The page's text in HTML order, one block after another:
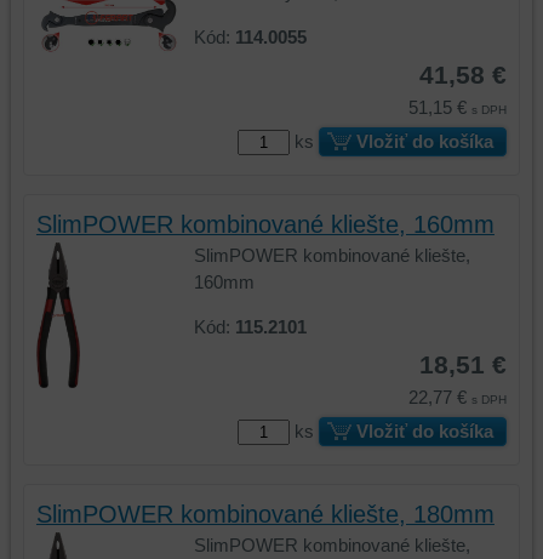
Kód: 114.0055
41,58 €
51,15 € s DPH
ks Vložiť do košíka
SlimPOWER kombinované kliešte, 160mm
SlimPOWER kombinované kliešte,
160mm
Kód: 115.2101
18,51 €
22,77 € s DPH
ks Vložiť do košíka
SlimPOWER kombinované kliešte, 180mm
SlimPOWER kombinované kliešte,